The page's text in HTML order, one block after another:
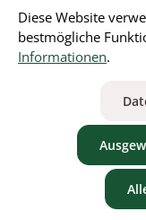
Diese Website
bestmögliche
Informationen.